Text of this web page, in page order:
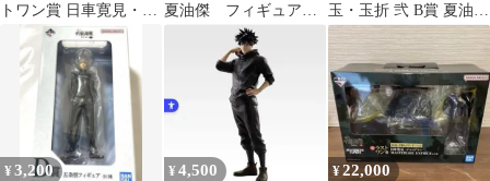
トワン賞 日車寛見・ジ
ャッジマン
夏油傑 フィギュア b
玉・玉折 弐 B賞 夏油傑
フィギュア 未開封 Geto
¥3,200 ¥ 4,500 ¥22,000